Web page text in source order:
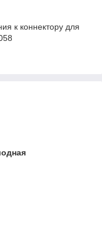
к коннектору для